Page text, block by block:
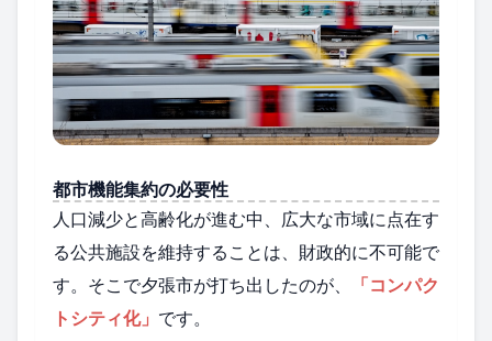
都市機能集約の必要性
人口減少と高齢化が進む中、広大な市域に点在す
る公共施設を維持することは、財政的に不可能で
す。そこで夕張市が打ち出したのが、
「コンパク
トシティ化」 です。